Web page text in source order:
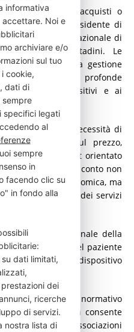
di acquisti o
dichiarato la Presidente di
Sanitario Nazionale di
bisogni dei cittadini. Le
rivoluzionato la gestione
ancora profonde
ai dispositivi e ai
richiamato la necessità di
sul prezzo,
di procurement orientato
che tenga conto non
sostenibilità economica, ma
facilità d’uso, dei servizi
dei pazienti.
utilizzatore finale della
nessuno meglio del paziente
reale di un dispositivo
al quadro normativo
Pubblici, che già consente
delle Associazioni
informativa
accettare. Noi e
archiviare e/o
sul tuo
cookie,
dati di
sempre
specifici legati
al
sempre
in
facendo clic su
in fondo alla
dati limitati,
dei
ricerche
di servizi.
nostra lista di